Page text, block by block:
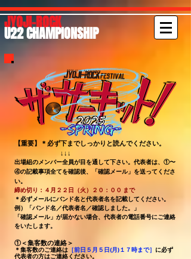
JYOJI-ROCK
U22 CHAMPIONSHIP
【重要】
＊必ず下までしっかりと読んでください。
↓↓↓
出場組のメンバー全員が目を通して下さい。代表者は、①〜
④の記載事項全てを​確認後、「確認メール」を送ってくださ
い。
締め切り：４月２２日（火）２０：００ まで
＊必ずメールにバンド名と代表者名を記載してください。​
例）「バンド名／代表者名／確認しました。」
「確認メール」が届かない場合、代表者の電話番号にご連絡
をいたします。
①＜集客数の連絡＞
＊集客数のご連絡は ［前日５月５日(月)１７時まで］ に必ず
代表者の方はご連絡ください。